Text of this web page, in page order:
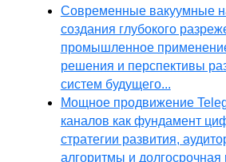
Современные вакуумные
создания глубокого
промышленное
решения и перспективы
систем будущего...
Мощное продвижение
каналов как фундамент
стратегии развития,
алгоритмы и долгосрочная